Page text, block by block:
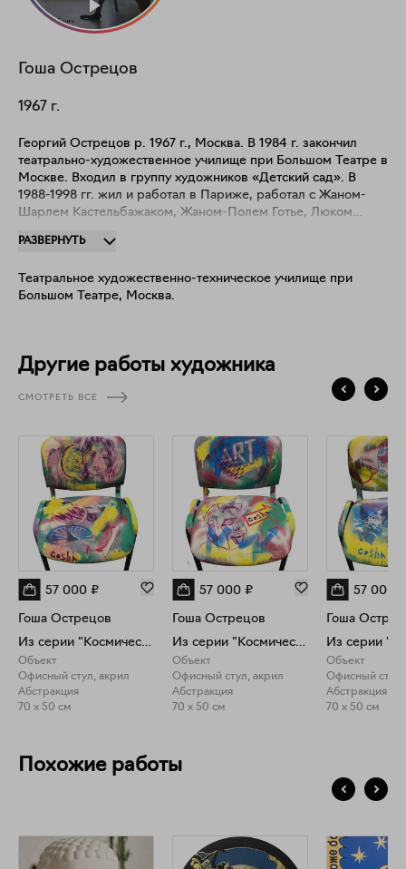
Гоша Острецов
1967 г.
Георгий Острецов р. 1967 г., Москва. В 1984 г. закончил
театрально-художественное училище при Большом Театре в
Москве. Входил в группу художников «Детский сад». В
1988-1998 гг. жил и работал в Париже, работал с Жаном-
Шарлем Кастельбажаком, Жаном-Полем Готье, Люком
Венецианской биеннале современного искусства.
(Париж), Государственной Третьяковской галереи (Москва);
Государственного Русского музея, Санкт-Петербург (Санкт-
Петербург); в частных коллекциях Чарльза Саатчи, Симона
РАЗВЕРНУТЬ
Театральное художественно-техническое училище при
Большом Театре, Москва.
Другие работы художника
СМОТРЕТЬ ВСЕ
57 000 ₽
Гоша Острецов
Из серии "Космический офис"
Объект
Офисный стул, акрил
Абстракция
70 x 50 см
57 000 ₽
Гоша Острецов
Из серии "Космический офис"
Объект
Офисный стул, акрил
Абстракция
70 x 50 см
57 000
Гоша
Объект
Офисный стул,
Абстракция
70 x 50 см
Похожие работы